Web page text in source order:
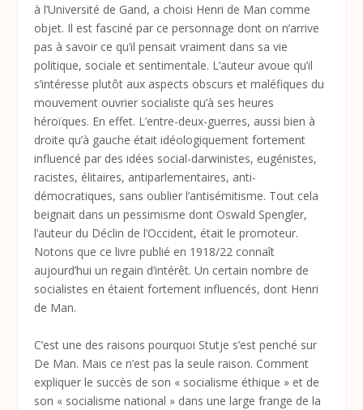
à l’Université de Gand, a choisi Henri de Man comme
objet. Il est fasciné par ce personnage dont on n’arrive
pas à savoir ce qu’il pensait vraiment dans sa vie
politique, sociale et sentimentale. L’auteur avoue qu’il
s’intéresse plutôt aux aspects obscurs et maléfiques du
mouvement ouvrier socialiste qu’à ses heures
héroïques. En effet. L’entre-deux-guerres, aussi bien à
droite qu’à gauche était idéologiquement fortement
influencé par des idées social-darwinistes, eugénistes,
racistes, élitaires, antiparlementaires, anti-
démocratiques, sans oublier l’antisémitisme. Tout cela
beignait dans un pessimisme dont Oswald Spengler,
l’auteur du Déclin de l’Occident, était le promoteur.
Notons que ce livre publié en 1918/22 connaît
aujourd’hui un regain d’intérêt. Un certain nombre de
socialistes en étaient fortement influencés, dont Henri
de Man.
C’est une des raisons pourquoi Stutje s’est penché sur
De Man. Mais ce n’est pas la seule raison. Comment
expliquer le succès de son « socialisme éthique » et de
son « socialisme national » dans une large frange de la